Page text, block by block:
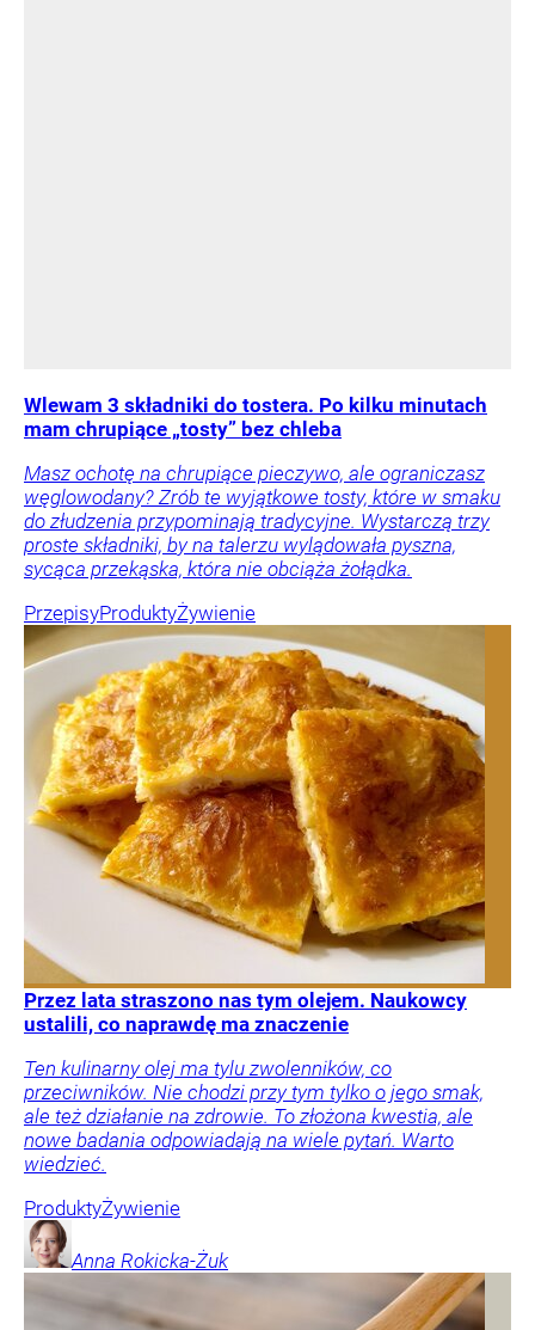
Wlewam 3 składniki do tostera. Po kilku minutach
mam chrupiące „tosty” bez chleba
Masz ochotę na chrupiące pieczywo, ale ograniczasz
węglowodany? Zrób te wyjątkowe tosty, które w smaku
do złudzenia przypominają tradycyjne. Wystarczą trzy
proste składniki, by na talerzu wylądowała pyszna,
sycąca przekąska, która nie obciąża żołądka.
PrzepisyProduktyŻywienie
Przez lata straszono nas tym olejem. Naukowcy
ustalili, co naprawdę ma znaczenie
Ten kulinarny olej ma tylu zwolenników, co
przeciwników. Nie chodzi przy tym tylko o jego smak,
ale też działanie na zdrowie. To złożona kwestia, ale
nowe badania odpowiadają na wiele pytań. Warto
wiedzieć.
ProduktyŻywienie
Anna Rokicka-Żuk